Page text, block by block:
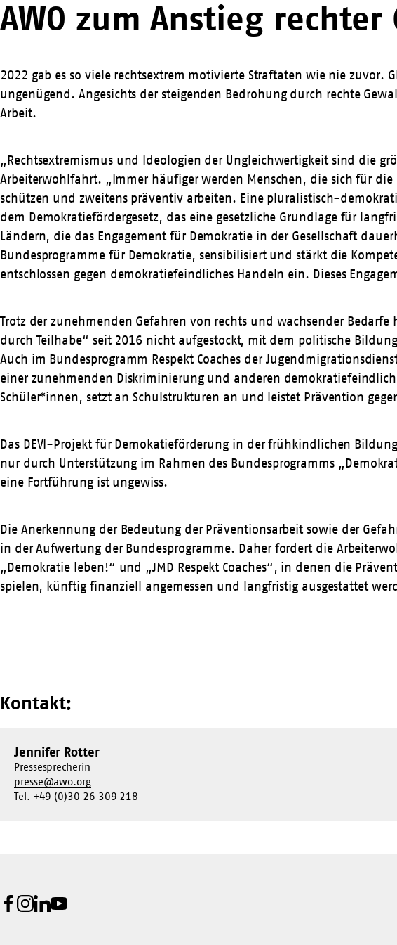
AWO zum Anstieg rechter
2022 gab es so viele rechtsextrem motivierte Straftaten wie nie
ungenügend. Angesichts der steigenden Bedrohung durch rechte
Arbeit.
„Rechtsextremismus und Ideologien der Ungleichwertigkeit sind die
Arbeiterwohlfahrt. „Immer häufiger werden Menschen, die sich für die
schützen und zweitens präventiv arbeiten. Eine pluralistisch-
dem Demokratiefördergesetz, das eine gesetzliche Grundlage für
Ländern, die das Engagement für Demokratie in der Gesellschaft
Bundesprogramme für Demokratie, sensibilisiert und stärkt die
entschlossen gegen demokratiefeindliches Handeln ein. Dieses
Trotz der zunehmenden Gefahren von rechts und wachsender
durch Teilhabe“ seit 2016 nicht aufgestockt, mit dem politische
Auch im Bundesprogramm Respekt Coaches der
einer zunehmenden Diskriminierung und anderen
Schüler*innen, setzt an Schulstrukturen an und leistet Prävention
Das DEVI-Projekt für Demokatieförderung in der frühkindlichen
nur durch Unterstützung im Rahmen des Bundesprogramms
eine Fortführung ist ungewiss.
Die Anerkennung der Bedeutung der Präventionsarbeit sowie der
in der Aufwertung der Bundesprogramme. Daher fordert die
„Demokratie leben!“ und „JMD Respekt Coaches“, in denen die
spielen, künftig finanziell angemessen und langfristig ausgestattet
Kontakt:
Jennifer Rotter
Pressesprecherin
presse@awo.org
Tel. +49 (0)30 26 309 218
Facebook
Instagram
LinkedIn
Youtube